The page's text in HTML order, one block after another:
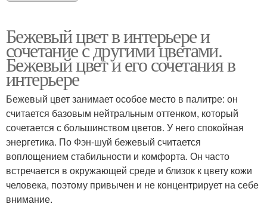
Бежевый цвет в интерьере и
сочетание с другими цветами.
Бежевый цвет и его сочетания в
интерьере
Бежевый цвет занимает особое место в палитре: он
считается базовым нейтральным оттенком, который
сочетается с большинством цветов. У него спокойная
энергетика. По Фэн-шуй бежевый считается
воплощением стабильности и комфорта. Он часто
встречается в окружающей среде и близок к цвету кожи
человека, поэтому привычен и не концентрирует на себе
внимание.